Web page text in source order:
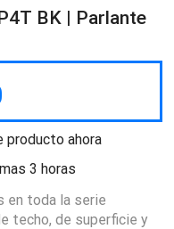
BK | Parlante
producto ahora
3 horas
en toda la serie
techo, de superficie y